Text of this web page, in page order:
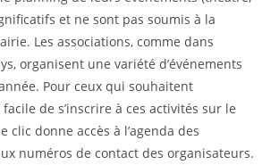
et ne sont pas soumis à la
Les associations, comme dans
organisent une variété d’événements
Pour ceux qui souhaitent
de s’inscrire à ces activités sur le
clic donne accès à l’agenda des
numéros de contact des organisateurs.